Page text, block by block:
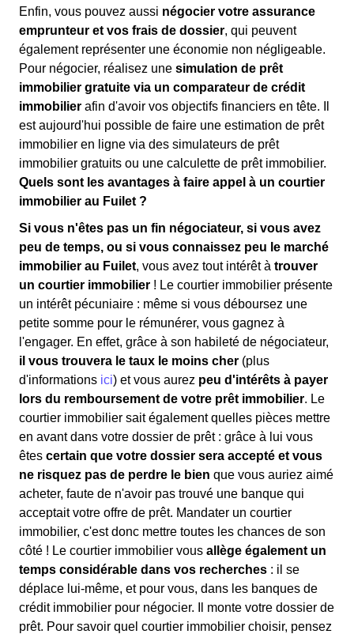
Enfin, vous pouvez aussi négocier votre assurance
emprunteur et vos frais de dossier, qui peuvent
également représenter une économie non négligeable.
Pour négocier, réalisez une simulation de prêt
immobilier gratuite via un comparateur de crédit
immobilier afin d'avoir vos objectifs financiers en tête. Il
est aujourd'hui possible de faire une estimation de prêt
immobilier en ligne via des simulateurs de prêt
immobilier gratuits ou une calculette de prêt immobilier.
Quels sont les avantages à faire appel à un courtier
immobilier au Fuilet ?
Si vous n'êtes pas un fin négociateur, si vous avez
peu de temps, ou si vous connaissez peu le marché
immobilier au Fuilet, vous avez tout intérêt à trouver
un courtier immobilier ! Le courtier immobilier présente
un intérêt pécuniaire : même si vous déboursez une
petite somme pour le rémunérer, vous gagnez à
l'engager. En effet, grâce à son habileté de négociateur,
il vous trouvera le taux le moins cher (plus
d'informations ici) et vous aurez peu d'intérêts à payer
lors du remboursement de votre prêt immobilier. Le
courtier immobilier sait également quelles pièces mettre
en avant dans votre dossier de prêt : grâce à lui vous
êtes certain que votre dossier sera accepté et vous
ne risquez pas de perdre le bien que vous auriez aimé
acheter, faute de n'avoir pas trouvé une banque qui
acceptait votre offre de prêt. Mandater un courtier
immobilier, c'est donc mettre toutes les chances de son
côté ! Le courtier immobilier vous allège également un
temps considérable dans vos recherches : il se
déplace lui-même, et pour vous, dans les banques de
crédit immobilier pour négocier. Il monte votre dossier de
prêt. Pour savoir quel courtier immobilier choisir, pensez